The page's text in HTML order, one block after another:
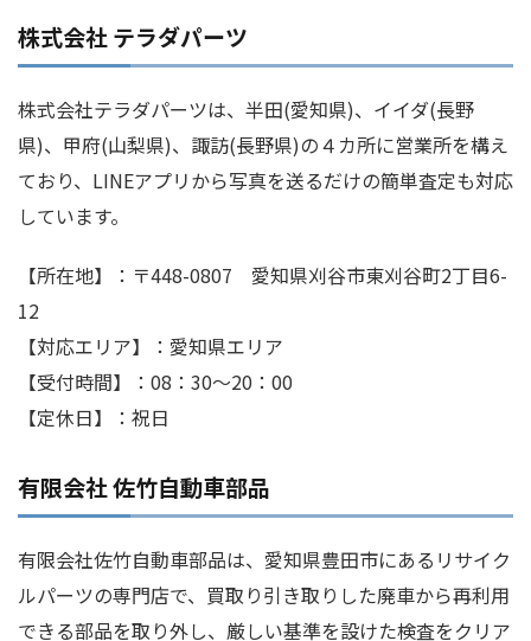
株式会社 テラダパーツ
株式会社テラダパーツは、半田(愛知県)、イイダ(長野
県)、甲府(山梨県)、諏訪(長野県)の４カ所に営業所を構え
ており、LINEアプリから写真を送るだけの簡単査定も対応
しています。
【所在地】：〒448-0807 愛知県刈谷市東刈谷町2丁目6-
12
【対応エリア】：愛知県エリア
【受付時間】：08：30〜20：00
【定休日】：祝日
有限会社 佐竹自動車部品
有限会社佐竹自動車部品は、愛知県豊田市にあるリサイク
ルパーツの専門店で、買取り引き取りした廃車から再利用
できる部品を取り外し、厳しい基準を設けた検査をクリア